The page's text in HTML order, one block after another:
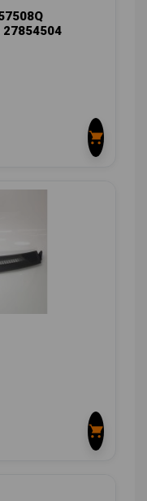
27854504